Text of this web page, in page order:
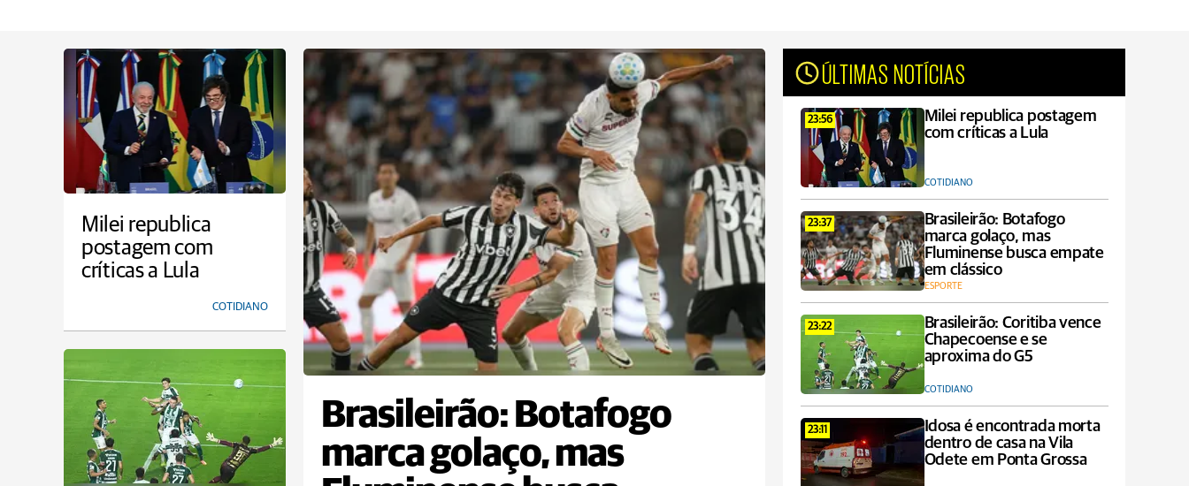
Milei republica
postagem com
críticas a Lula
COTIDIANO
Brasileirão: Botafogo
marca golaço, mas
ÚLTIMAS NOTÍCIAS
23:56
Milei republica postagem
com críticas a Lula
COTIDIANO
23:37
Brasileirão: Botafogo
marca golaço, mas
Fluminense busca empate
em clássico
ESPORTE
23:22
Brasileirão: Coritiba vence
Chapecoense e se
aproxima do G5
COTIDIANO
23:11
Idosa é encontrada morta
dentro de casa na Vila
Odete em Ponta Grossa